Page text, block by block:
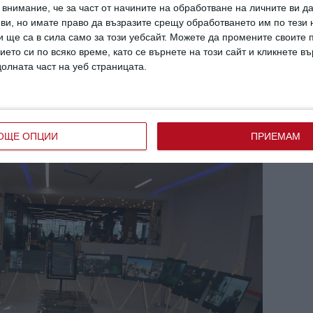
че за част от начините на обработване на личните ви
ви, но имате право да възразите срещу обработването им по тези
ще са в сила само за този уебсайт. Можете да промените своите
си по всяко време, като се върнете на този сайт и кликнете
част на уеб страницата.
ОПЦИИ ПРИЕМАМ
в безкислородната среда на Черно
от това проучване са и акцентите в
„Изгубените светове“. Тя е
– от най-малки до възрастни.